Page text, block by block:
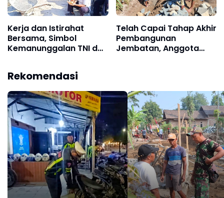
Kerja dan Istirahat
Bersama, Simbol
Kemanunggalan TNI dan
Telah Capai Tahap Akhir
Pembangunan
Jembatan, Anggota
Rekomendasi